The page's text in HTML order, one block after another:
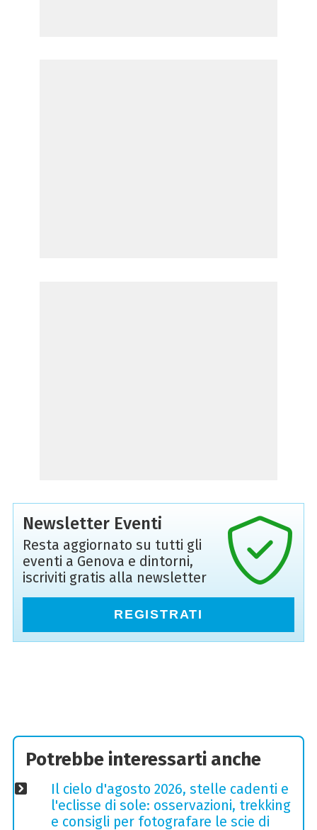
Newsletter Eventi
Resta aggiornato su tutti gli
eventi a Genova e dintorni,
iscriviti gratis alla newsletter
REGISTRATI
Potrebbe interessarti anche
Il cielo d'agosto 2026, stelle cadenti e
l'eclisse di sole: osservazioni, trekking
e consigli per fotografare le scie di